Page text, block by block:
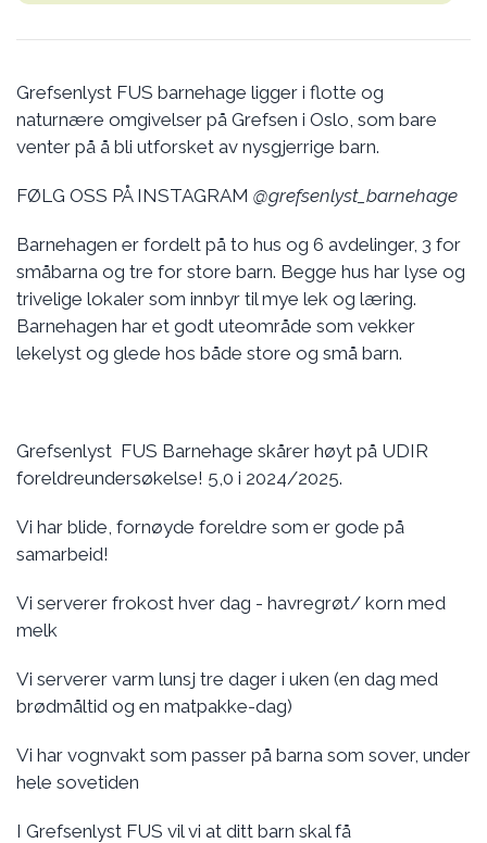
Grefsenlyst FUS barnehage ligger i flotte og
naturnære omgivelser på Grefsen i Oslo, som bare
venter på å bli utforsket av nysgjerrige barn.
FØLG OSS PÅ INSTAGRAM @grefsenlyst_barnehage
Barnehagen er fordelt på to hus og 6 avdelinger, 3 for
småbarna og tre for store barn. Begge hus har lyse og
trivelige lokaler som innbyr til mye lek og læring.
Barnehagen har et godt uteområde som vekker
lekelyst og glede hos både store og små barn.
Grefsenlyst FUS Barnehage skårer høyt på UDIR
foreldreundersøkelse! 5,0 i 2024/2025.
Vi har blide, fornøyde foreldre som er gode på
samarbeid!
Vi serverer frokost hver dag - havregrøt/ korn med
melk
Vi serverer varm lunsj tre dager i uken (en dag med
brødmåltid og en matpakke-dag)
Vi har vognvakt som passer på barna som sover, under
hele sovetiden
I Grefsenlyst FUS vil vi at ditt barn skal få